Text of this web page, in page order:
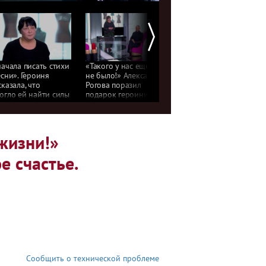
писать стихи
Героиня
что
ей найти силы
Модный
Фрагмент
«Такого у нас еще
не было!» Александра
Рогова поразил
подарок героини.
Модный приговор.
Фрагмент выпуска
счастье.
Сообщить о технической проблеме